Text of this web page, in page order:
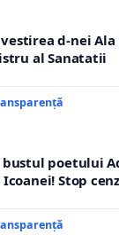
d-nei
al Sanatatii
poetului
Icoanei! Stop